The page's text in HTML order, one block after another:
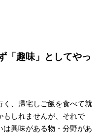
「趣味」としてやっ
く、帰宅しご飯を食べて就
もしれませんが、それで
は興味がある物・分野があ